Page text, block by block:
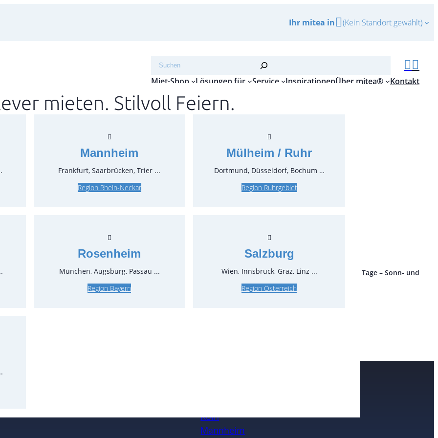
Ihr mitea in (Kein Standort gewählt)
Suchen
Miet-Shop
Lösungen für Service InspirationenÜber mitea® Kontakt
Tischtuch, blau 130×130 cm
Verpackungseinheit:1Stück
* Preis pro Stück und Mieteinheit (1 Mieteinheit = 3 Tage – Sonn- und
Feiertage ohne Berechnung), zzgl. Endreinigung
Köln
Mannheim
mieten. Stilvoll Feiern.
Mannheim
Frankfurt, Saarbrücken, Trier ...
Region Rhein-Neckar
Mülheim / Ruhr
Dortmund, Düsseldorf, Bochum …
Region Ruhrgebiet
Rosenheim
München, Augsburg, Passau ...
Region Bayern
Salzburg
Wien, Innsbruck, Graz, Linz ...
Region Österreich